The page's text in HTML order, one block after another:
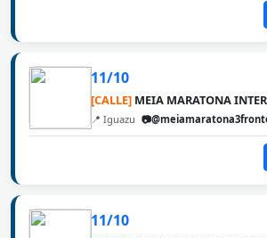
11/10
[CALLE] MEIA MARATONA
📍 Iguazu
11/10